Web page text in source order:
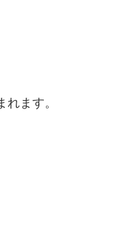
ます。